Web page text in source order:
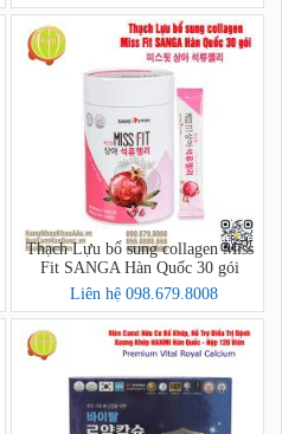
Thạch Lựu bổ sung collagen Miss
Fit SANGA Hàn Quốc 30 gói
Liên hệ 098.679.8008